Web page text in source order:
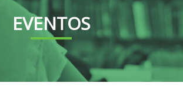
EVENTOS